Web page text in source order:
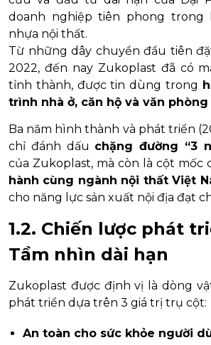
doanh nghiệp tiên phong trong
nhựa nội thất.
Từ những dây chuyền đầu tiên
2022, đến nay Zukoplast đã có
tỉnh thành, được tin dùng trong
trình nhà ở, căn hộ và văn phòng
Ba năm hình thành và phát triển
chỉ đánh dấu chặng đường “3
của Zukoplast, mà còn là cột mốc
hành cùng ngành nội thất Việt
cho năng lực sản xuất nội địa đạt
1.2. Chiến lược phát
Tầm nhìn dài hạn
Zukoplast được định vị là dòng
phát triển dựa trên 3 giá trị trụ cột:
An toàn cho sức khỏe người